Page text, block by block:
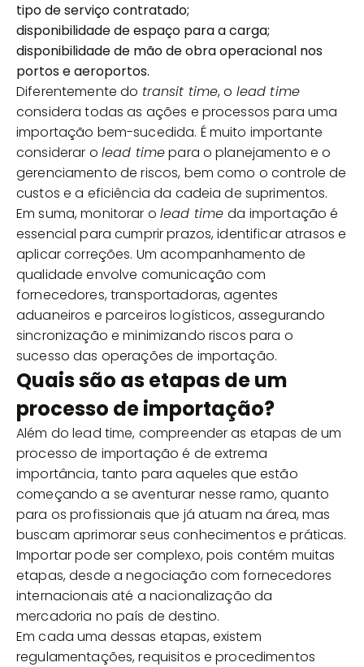
tipo de serviço contratado;
disponibilidade de espaço para a carga;
disponibilidade de mão de obra operacional nos
portos e aeroportos.
Diferentemente do transit time, o lead time
considera todas as ações e processos para uma
importação bem-sucedida. É muito importante
considerar o lead timepara o planejamento e o
gerenciamento de riscos, bem como o controle de
custos e a eficiência da cadeia de suprimentos.
Em suma, monitorar o lead timeda importação é
essencial para cumprir prazos, identificar atrasos e
aplicar correções. Um acompanhamento de
qualidade envolve comunicação com
fornecedores, transportadoras, agentes
aduaneiros e parceiros logísticos, assegurando
sincronização e minimizando riscos para o
sucesso das operações de importação.
Quais são as etapas de um
processo de importação?
Além do lead time, compreender as etapas de um
processo de importação é de extrema
importância, tanto para aqueles que estão
começando a se aventurar nesse ramo, quanto
para os profissionais que já atuam na área, mas
buscam aprimorar seus conhecimentos e práticas.
Importar pode ser complexo, pois contém muitas
etapas, desde a negociação com fornecedores
internacionais até a nacionalização da
mercadoria no país de destino.
Em cada uma dessas etapas, existem
regulamentações, requisitos e procedimentos